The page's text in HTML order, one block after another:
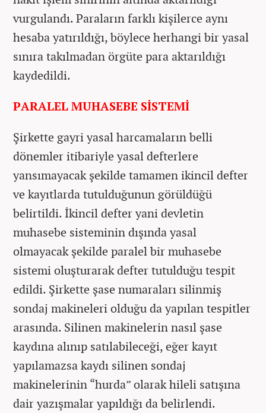
vurgulandı. Paraların farklı kişilerce aynı
hesaba yatırıldığı, böylece herhangi bir yasal
sınıra takılmadan örgüte para aktarıldığı
kaydedildi.
PARALEL MUHASEBE SİSTEMİ
Şirkette gayri yasal harcamaların belli
dönemler itibariyle yasal defterlere
yansımayacak şekilde tamamen ikincil defter
ve kayıtlarda tutulduğunun görüldüğü
belirtildi. İkincil defter yani devletin
muhasebe sisteminin dışında yasal
olmayacak şekilde paralel bir muhasebe
sistemi oluşturarak defter tutulduğu tespit
edildi. Şirkette şase numaraları silinmiş
sondaj makineleri olduğu da yapılan tespitler
arasında. Silinen makinelerin nasıl şase
kaydına alınıp satılabileceği, eğer kayıt
yapılamazsa kaydı silinen sondaj
makinelerinin “hurda” olarak hileli satışına
dair yazışmalar yapıldığı da belirlendi.